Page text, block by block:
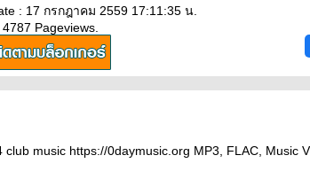
: 17 กรกฎาคม 2559 17:11:35 น.
Pageviews.
club music https://0daymusic.org MP3, FLAC, Music